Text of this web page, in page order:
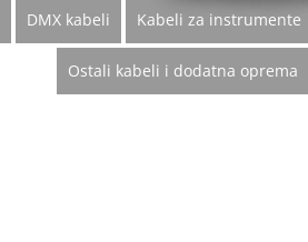
DMX kabeli Kabeli za instrumente
Ostali kabeli i dodatna oprema